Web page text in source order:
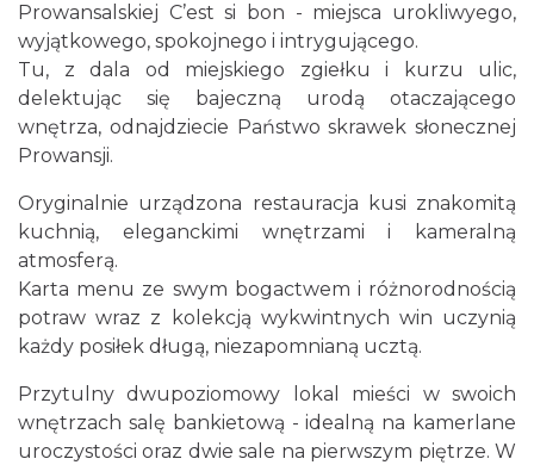
Prowansalskiej C’est si bon - miejsca urokliwyego,
wyjątkowego, spokojnego i intrygującego.
Tu, z dala od miejskiego zgiełku i kurzu ulic,
delektując się bajeczną urodą otaczającego
wnętrza, odnajdziecie Państwo skrawek słonecznej
Prowansji.
Oryginalnie urządzona restauracja kusi znakomitą
kuchnią, eleganckimi wnętrzami i kameralną
atmosferą.
Karta menu ze swym bogactwem i różnorodnością
potraw wraz z kolekcją wykwintnych win uczynią
każdy posiłek długą, niezapomnianą ucztą.
Przytulny dwupoziomowy lokal mieści w swoich
wnętrzach salę bankietową - idealną na kamerlane
uroczystości oraz dwie sale na pierwszym piętrze. W